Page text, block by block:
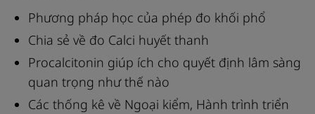
Phương pháp học của phép đo khối phổ
Chia sẻ về đo Calci huyết thanh
Procalcitonin giúp ích cho quyết định lâm sàng
quan trọng như thế nào
Các thống kê về Ngoại kiểm, Hành trình triển